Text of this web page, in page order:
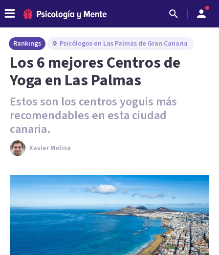
Rankings Psicólogos en Las Palmas de Gran Canaria
Los 6 mejores Centros de
Yoga en Las Palmas
Estos son los centros yoguis más
recomendables en esta ciudad
canaria.
Xavier Molina